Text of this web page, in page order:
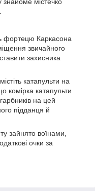
фортецю Каркасона
звичайного
захисника
катапульти на
комірка катапульти
на цей
підданця й
зайнято воїнами,
очки за